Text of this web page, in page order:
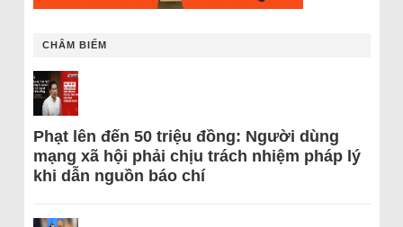
CHÂM BIẾM
Phạt lên đến 50 triệu đồng: Người dùng
mạng xã hội phải chịu trách nhiệm pháp lý
khi dẫn nguồn báo chí